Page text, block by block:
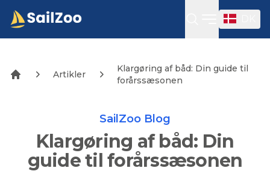
Open
Artikler
Klargøring af båd: Din guide til
forårssæsonen
SailZoo Blog
Klargøring af båd: Din
guide til forårssæsonen